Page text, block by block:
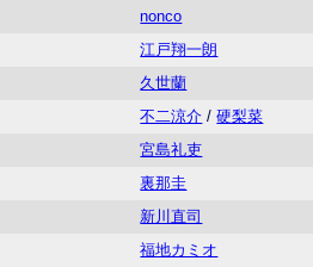
nonco
江戸翔一朗
久世蘭
不二涼介 /硬梨菜
宮島礼吏
裏那圭
新川直司
福地カミオ